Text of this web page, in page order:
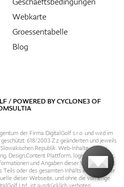
Webkarte
Groessentabelle
Blog
/ POWERED BYCYCLONE3OF
der Firma DigitalGolf s.r.o. und wird im
618/2003 Z.z geänderten und jeweils
Republik. Web-Inhalte sind zu
Design,Content Plattform, logische Struktur,
und Angaben dieser Webseite. Das
oder des gesamten Inhalts in irgendeiner
dieser Webseite, und ohne die vorherige
Ltd., ist ausdrücklich verboten.